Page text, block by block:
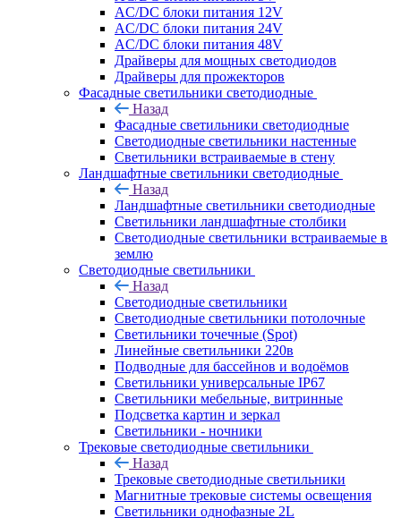
AC/DC блоки питания 12V
AC/DC блоки питания 24V
AC/DC блоки питания 48V
Драйверы для мощных светодиодов
Драйверы для прожекторов
Фасадные светильники светодиодные
Назад
Фасадные светильники светодиодные
Светодиодные светильники настенные
Светильники встраиваемые в стену
Ландшафтные светильники светодиодные
Назад
Ландшафтные светильники светодиодные
Светильники ландшафтные столбики
Светодиодные светильники встраиваемые в
землю
Светодиодные светильники
Назад
Светодиодные светильники
Светодиодные светильники потолочные
Светильники точечные (Spot)
Линейные светильники 220в
Подводные для бассейнов и водоёмов
Светильники универсальные IP67
Светильники мебельные, витринные
Подсветка картин и зеркал
Светильники - ночники
Трековые светодиодные светильники
Назад
Трековые светодиодные светильники
Магнитные трековые системы освещения
Светильники однофазные 2L